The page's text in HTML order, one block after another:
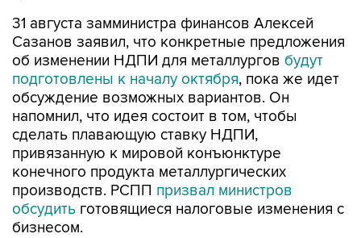
31 августа замминистра финансов Алексей
Сазанов заявил, что конкретные предложения
об изменении НДПИ для металлургов будут
подготовлены к началу октября, пока же идет
обсуждение возможных вариантов. Он
напомнил, что идея состоит в том, чтобы
сделать плавающую ставку НДПИ,
привязанную к мировой конъюнктуре
конечного продукта металлургических
производств. РСПП призвал министров
обсудить готовящиеся налоговые изменения с
бизнесом.